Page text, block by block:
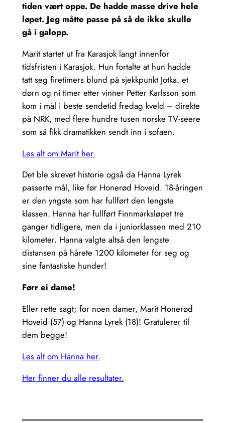
tiden vært oppe. De hadde masse drive hele
løpet. Jeg måtte passe på så de ikke skulle
gå i galopp.
Marit startet ut fra Karasjok langt innenfor
tidsfristen i Karasjok. Hun fortalte at hun hadde
tatt seg firetimers blund på sjekkpunkt Jotka. et
dørn og ni timer etter vinner Petter Karlsson som
kom i mål i beste sendetid fredag kveld – direkte
på NRK, med flere hundre tusen norske TV-seere
som så fikk dramatikken sendt inn i sofaen.
Les alt om Marit her.
Det ble skrevet historie også da Hanna Lyrek
passerte mål, like før Honerød Hoveid. 18-åringen
er den yngste som har fullført den lengste
klassen. Hanna har fullført Finnmarksløpet tre
ganger tidligere, men da i juniorklassen med 210
kilometer. Hanna valgte altså den lengste
distansen på hårete 1200 kilometer for seg og
sine fantastiske hunder!
Førr ei dame!
Eller rette sagt; for noen damer, Marit Honerød
Hoveid (57) og Hanna Lyrek (18)! Gratulerer til
dem begge!
Les alt om Hanna her.
Her finner du alle resultater.